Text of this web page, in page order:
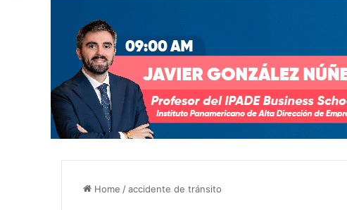
Home /accidente de tránsito